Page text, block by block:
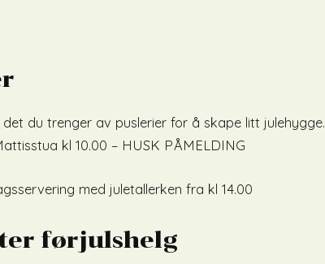
det du trenger av puslerier for å skape litt julehygge.
kl 10.00 – HUSK PÅMELDING
med juletallerken fra kl 14.00
førjulshelg